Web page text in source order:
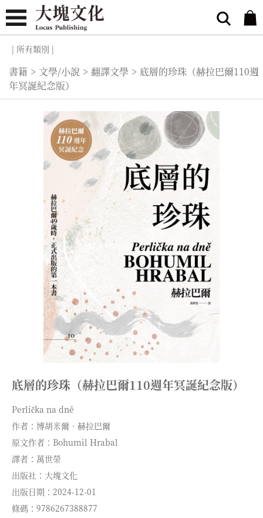
| 所有類別 |
書籍 > 文學/小說 > 翻譯文學 > 底層的珍珠（赫拉巴爾110週
年冥誕紀念版）
底層的珍珠（赫拉巴爾110週年冥誕紀念版）
Perlička na dně
作者：博胡米爾．赫拉巴爾
原文作者：Bohumil Hrabal
譯者：萬世榮
出版社：大塊文化
出版日期：2024-12-01
條碼：9786267388877